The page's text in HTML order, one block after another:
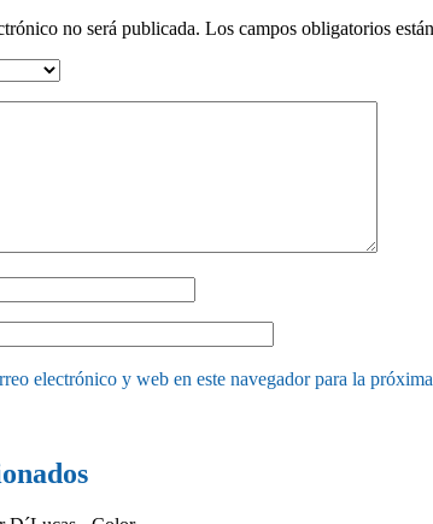
no será publicada. Los campos obligatorios
electrónico y web en este navegador para la